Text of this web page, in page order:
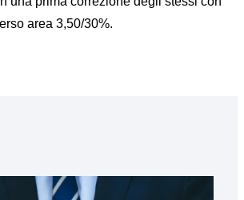
area 3,50/30%.